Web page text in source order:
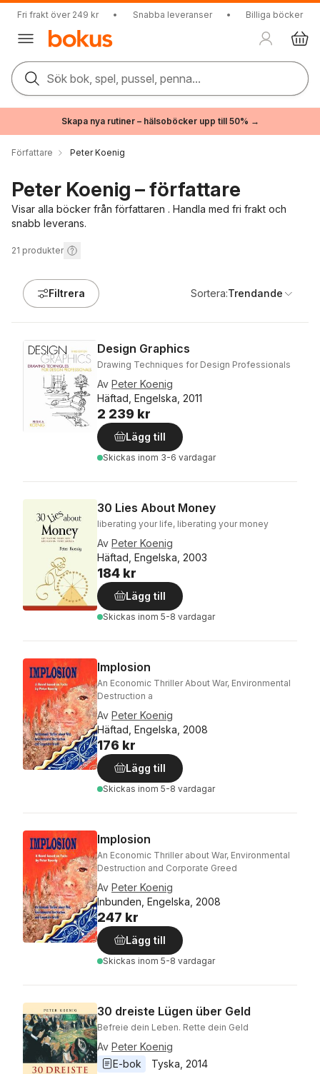
Fri frakt över 249 kr • Snabba leveranser • Billiga böcker
Sök bok, spel, pussel, penna...
Skapa nya rutiner – hälsoböcker upp till 50% →
Författare Peter Koenig
Peter Koenig – författare
Visar alla böcker från författaren . Handla med fri frakt och
snabb leverans.
21 produkter
Filtrera Sortera:Trendande
Design Graphics
Drawing Techniques for Design Professionals
Av Peter Koenig
Häftad, Engelska, 2011
2 239 kr
Lägg till
Skickas inom 3-6 vardagar
30 Lies About Money
liberating your life, liberating your money
Av Peter Koenig
Häftad, Engelska, 2003
184 kr
Lägg till
Skickas inom 5-8 vardagar
Implosion
An Economic Thriller About War, Environmental
Destruction a
Av Peter Koenig
Häftad, Engelska, 2008
176 kr
Lägg till
Skickas inom 5-8 vardagar
Implosion
An Economic Thriller about War, Environmental
Destruction and Corporate Greed
Av Peter Koenig
Inbunden, Engelska, 2008
247 kr
Lägg till
Skickas inom 5-8 vardagar
30 dreiste Lügen über Geld
Befreie dein Leben. Rette dein Geld
Av Peter Koenig
E-bok
Tyska 2014